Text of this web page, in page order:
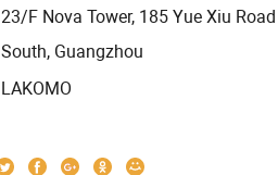
23/F Nova Tower, 185 Yue Xiu Road
South, Guangzhou
LAKOMO